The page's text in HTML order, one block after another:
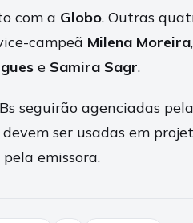
com a Globo. Outras
campeã Milena Moreira
e Samira Sagr.
seguirão agenciadas pela
ser usadas em
emissora.